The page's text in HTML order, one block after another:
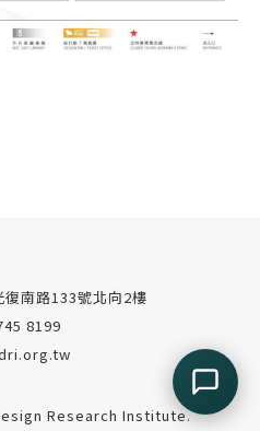
南路133號北向2樓
8199
Research Institute.